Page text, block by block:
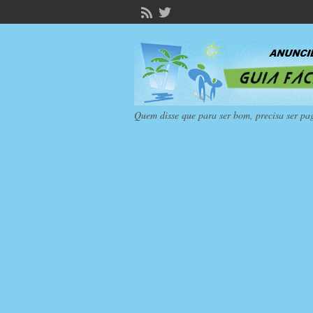
Quem disse que para ser bom, precisa ser